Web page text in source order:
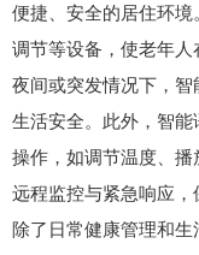
便捷、安全的居住环
调节等设备，使老年
夜间或突发情况下，
生活安全。此外，智
操作，如调节温度、播
远程监控与紧急响应，
除了日常健康管理和